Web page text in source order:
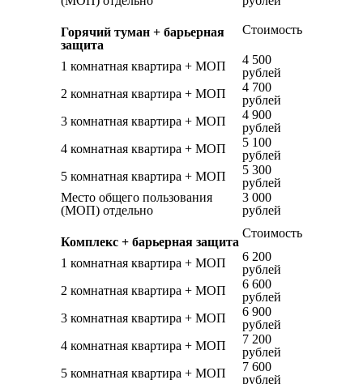
Горячий туман + барьерная
защита
Стоимость
1 комнатная квартира + МОП
4 500
рублей
2 комнатная квартира + МОП
4 700
рублей
3 комнатная квартира + МОП
4 900
рублей
4 комнатная квартира + МОП
5 100
рублей
5 комнатная квартира + МОП
5 300
рублей
Место общего пользования
(МОП) отдельно
3 000
рублей
Комплекс + барьерная защита
Стоимость
1 комнатная квартира + МОП
6 200
рублей
2 комнатная квартира + МОП
6 600
рублей
3 комнатная квартира + МОП
6 900
рублей
4 комнатная квартира + МОП
7 200
рублей
5 комнатная квартира + МОП
7 600
рублей